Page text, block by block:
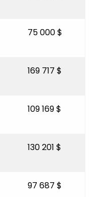
75 000 $
169 717 $
109 169 $
130 201 $
97 687 $